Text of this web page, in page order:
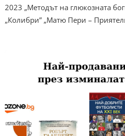
2023 „Методът на глюкозната
„Колибри” „Матю Пери –